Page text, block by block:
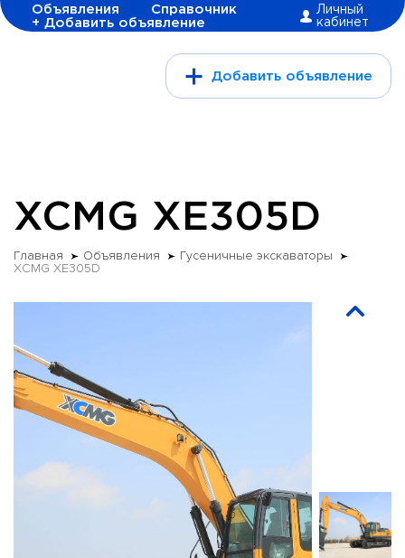
Объявления
Справочник
+ Добавить объявление
Личный
кабинет
Добавить объявление
XCMG XE305D
Главная Объявления
Гусеничные экскаваторы
XCMG XE305D